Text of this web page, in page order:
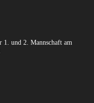
1. und 2. Mannschaft am